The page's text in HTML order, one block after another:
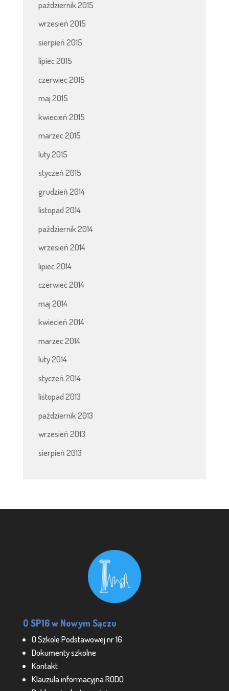
październik 2015
wrzesień 2015
sierpień 2015
lipiec 2015
czerwiec 2015
maj 2015
kwiecień 2015
marzec 2015
luty 2015
styczeń 2015
grudzień 2014
listopad 2014
październik 2014
wrzesień 2014
lipiec 2014
czerwiec 2014
maj 2014
kwiecień 2014
marzec 2014
luty 2014
styczeń 2014
listopad 2013
październik 2013
wrzesień 2013
sierpień 2013
O SP16 w Nowym Sączu
O Szkole Podstawowej nr 16
Dokumenty szkolne
Kontakt
Klauzula informacyjna RODO